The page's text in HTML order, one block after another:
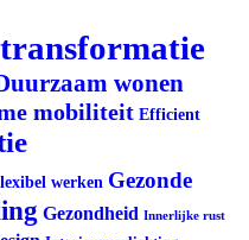
wonen
mobiliteit Efficient
werken Gezonde
Gezondheid Innerlijke rust